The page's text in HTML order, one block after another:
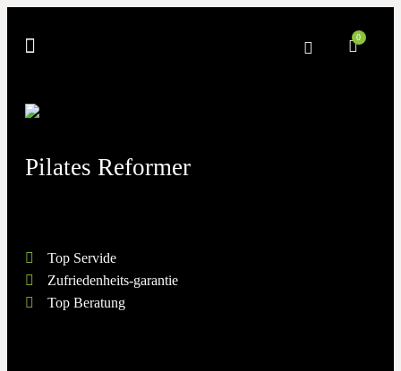
0
Pilates Reformer
Top Servide
Zufriedenheits-garantie
Top Beratung